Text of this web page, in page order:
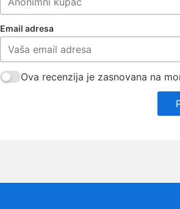
Email adresa
Ova recenzija je zasnovana na